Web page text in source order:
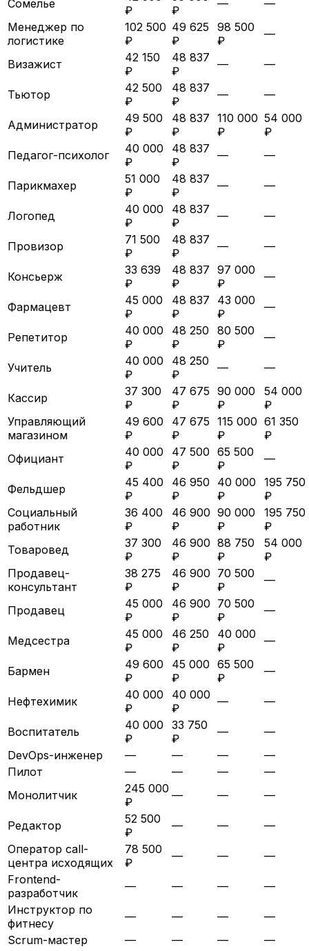
Сомелье
₽
₽
—
—
Менеджер по
логистике
102 500
₽
49 625
₽
98 500
₽
—
Визажист
42 150
₽
48 837
₽
— —
Тьютор
42 500
₽
48 837
₽
— —
Администратор
49 500
₽
48 837
₽
110 000
₽
54 000
₽
Педагог-психолог
40 000
₽
48 837
₽
— —
Парикмахер
51 000
₽
48 837
₽
— —
Логопед
40 000
₽
48 837
₽
— —
Провизор
71 500
₽
48 837
₽
— —
Консьерж
33 639
₽
48 837
₽
97 000
₽
—
Фармацевт
45 000
₽
48 837
₽
43 000
₽
—
Репетитор
40 000
₽
48 250
₽
80 500
₽
—
Учитель
40 000
₽
48 250
₽
— —
Кассир
37 300
₽
47 675
₽
90 000
₽
54 000
₽
Управляющий
магазином
49 600
₽
47 675
₽
115 000
₽
61 350
₽
Официант
40 000
₽
47 500
₽
65 500
₽
—
Фельдшер
45 400
₽
46 950
₽
40 000
₽
195 750
₽
Социальный
работник
36 400
₽
46 900
₽
90 000
₽
195 750
₽
Товаровед
37 300
₽
46 900
₽
88 750
₽
54 000
₽
Продавец-
консультант
38 275
₽
46 900
₽
70 500
₽
—
Продавец
45 000
₽
46 900
₽
70 500
₽
—
Медсестра
45 000
₽
46 250
₽
40 000
₽
—
Бармен
49 600
₽
45 000
₽
65 500
₽
—
Нефтехимик
40 000
₽
40 000
₽
— —
Воспитатель
40 000
₽
33 750
₽
—
—
DevOps-инженер
— — —
—
Пилот
— — —
—
Монолитчик
245 000
₽
— — —
Редактор
52 500
₽
— —
—
Оператор call-
центра исходящих
78 500
₽
— —
—
Frontend-
разработчик
— — —
—
Инструктор по
фитнесу
— — —
—
Scrum-мастер
— — — —